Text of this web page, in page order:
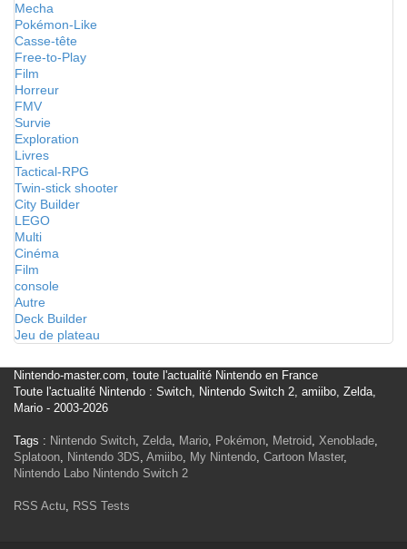
Mecha
Pokémon-Like
Casse-tête
Free-to-Play
Film
Horreur
FMV
Survie
Exploration
Livres
Tactical-RPG
Twin-stick shooter
City Builder
LEGO
Multi
Cinéma
Film
console
Autre
Deck Builder
Jeu de plateau
Nintendo-master.com, toute l'actualité Nintendo en France
Toute l'actualité Nintendo : Switch, Nintendo Switch 2, amiibo, Zelda,
Mario - 2003-2026
Tags : Nintendo Switch, Zelda, Mario, Pokémon, Metroid, Xenoblade,
Splatoon, Nintendo 3DS, Amiibo, My Nintendo, Cartoon Master,
Nintendo Labo Nintendo Switch 2
RSS Actu, RSS Tests